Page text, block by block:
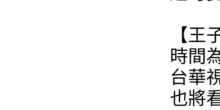
【
時間
台華
也將